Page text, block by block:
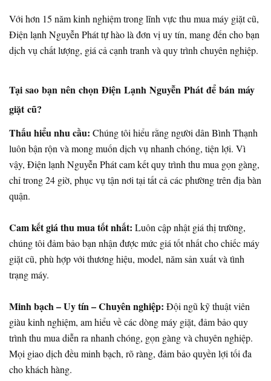
Với hơn 15 năm kinh nghiệm trong lĩnh vực thu mua máy giặt cũ,
Điện lạnh Nguyễn Phát tự hào là đơn vị uy tín, mang đến cho bạn
dịch vụ chất lượng, giá cả cạnh tranh và quy trình chuyên nghiệp.
Tại sao bạn nên chọn Điện Lạnh Nguyễn Phát để bán máy
giặt cũ?
Thấu hiểu nhu cầu: Chúng tôi hiểu rằng người dân Bình Thạnh
luôn bận rộn và mong muốn dịch vụ nhanh chóng, tiện lợi. Vì
vậy, Điện lạnh Nguyễn Phát cam kết quy trình thu mua gọn gàng,
chỉ trong 24 giờ, phục vụ tận nơi tại tất cả các phường trên địa bàn
quận.
Cam kết giá thu mua tốt nhất: Luôn cập nhật giá thị trường,
chúng tôi đảm bảo bạn nhận được mức giá tốt nhất cho chiếc máy
giặt cũ, phù hợp với thương hiệu, model, năm sản xuất và tình
trạng máy.
Minh bạch – Uy tín – Chuyên nghiệp: Đội ngũ kỹ thuật viên
giàu kinh nghiệm, am hiểu về các dòng máy giặt, đảm bảo quy
trình thu mua diễn ra nhanh chóng, gọn gàng và chuyên nghiệp.
Mọi giao dịch đều minh bạch, rõ ràng, đảm bảo quyền lợi tối đa
cho khách hàng.